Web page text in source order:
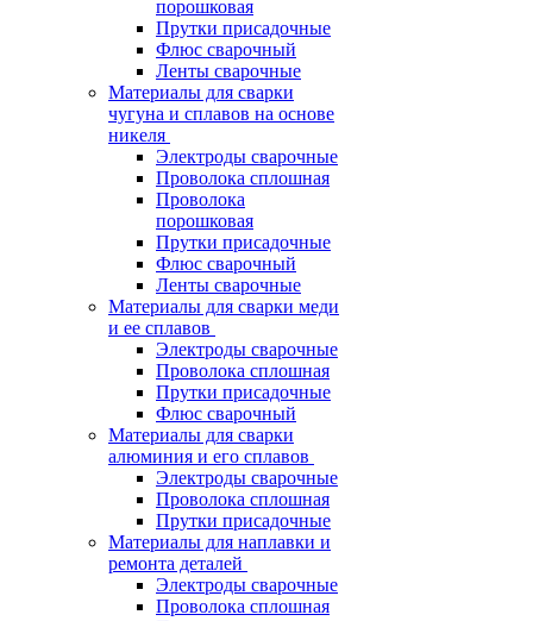
порошковая
Прутки присадочные
Флюс сварочный
Ленты сварочные
Материалы для сварки
чугуна и сплавов на основе
никеля
Электроды сварочные
Проволока сплошная
Проволока
порошковая
Прутки присадочные
Флюс сварочный
Ленты сварочные
Материалы для сварки меди
и ее сплавов
Электроды сварочные
Проволока сплошная
Прутки присадочные
Флюс сварочный
Материалы для сварки
алюминия и его сплавов
Электроды сварочные
Проволока сплошная
Прутки присадочные
Материалы для наплавки и
ремонта деталей
Электроды сварочные
Проволока сплошная